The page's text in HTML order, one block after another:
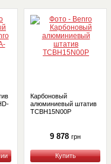
Карбоновый
алюминиевый штатив
TCBH15N00P
9 878 грн
Купить